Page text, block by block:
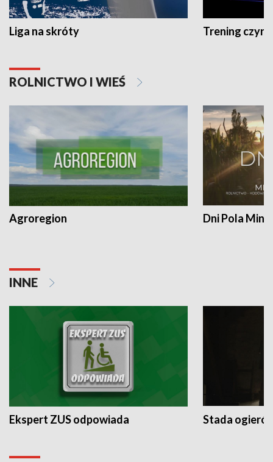
Liga na skróty Trening czyni
ROLNICTWO I WIEŚ
Agroregion Dni Pola
INNE
Ekspert ZUS odpowiada Stada